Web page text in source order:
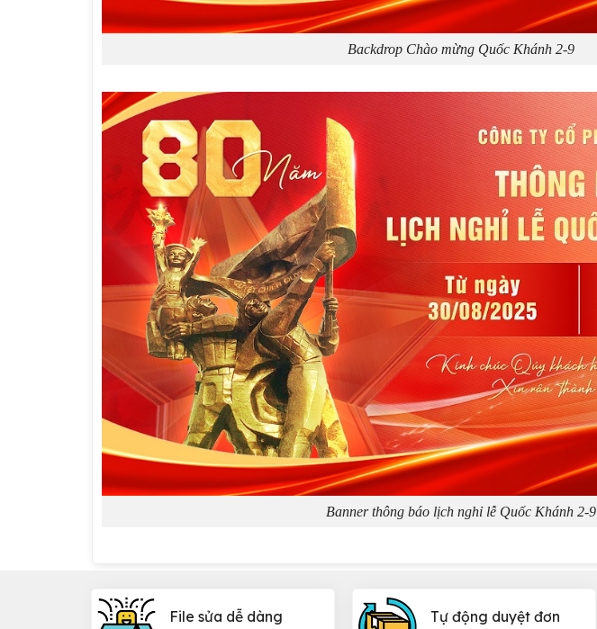
Backdrop Chào mừng Quốc Khánh 2-9
Banner thông báo lịch nghỉ lễ Quốc Khánh 2-9
File sửa dễ dàng Tự động duyệt đơn